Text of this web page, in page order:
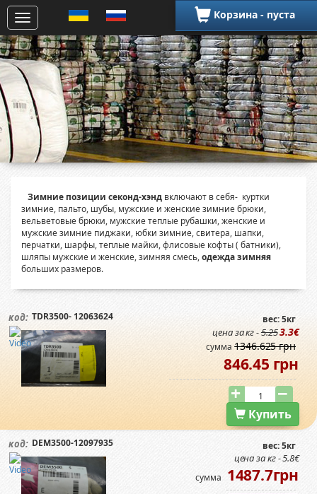
Зимние позиции секонд-хэнд включают в себя- куртки
зимние, пальто, шубы, мужские и женские зимние брюки,
вельветовые брюки, мужские теплые рубашки, женские и
мужские зимние пиджаки, юбки зимние, свитера, шапки,
перчатки, шарфы, теплые майки, флисовые кофты ( батники),
шляпы мужские и женские, зимняя смесь,одежда зимняя
больших размеров.
код: TDR3500- 12063624 вес: 5кг
цена за кг -5.253.3€
сумма1346.625 грн
846.45 грн
Купить
код: DEM3500-12097935 вес: 5кг
цена за кг - 5.8€
сумма 1487.7грн
Корзина - пуста